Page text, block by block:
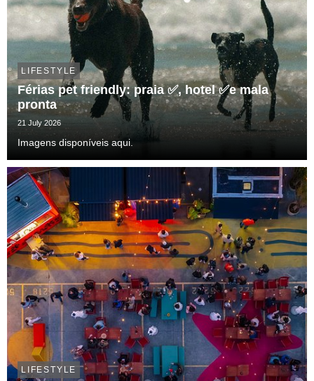
LIFESTYLE
Férias pet friendly: praia ✅, hotel ✅e mala
pronta
21 July 2026
Imagens disponíveis aqui.
LIFESTYLE